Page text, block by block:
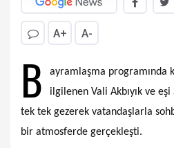
A+ A-
B
ayramlaşma programında
ilgilenen Vali Akbıyık ve eşi
tek tek gezerek vatandaşlarla
bir atmosferde gerçekleşti.